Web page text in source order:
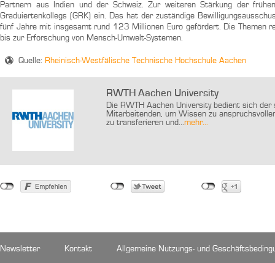
Partnern aus Indien und der Schweiz. Zur weiteren Stärkung der
Graduiertenkollegs (GRK) ein. Das hat der zuständige
fünf Jahre mit insgesamt rund 123 Millionen Euro gefördert. Die Themen
bis zur Erforschung von Mensch-Umwelt-Systemen.
Quelle: Rheinisch-Westfälische Technische Hochschule Aachen
RWTH Aachen University
Die RWTH Aachen University bedient sich
Mitarbeitenden, um Wissen zu
zu transferieren und...mehr...
Newsletter Kontakt Allgemeine Nutzungs- und